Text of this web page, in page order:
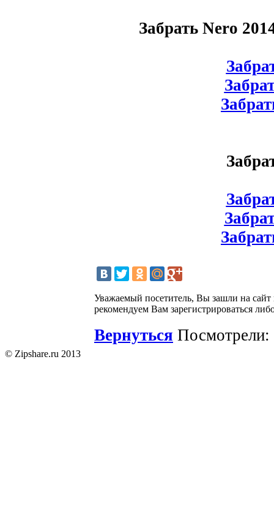
Забрать Nero
Уважаемый посетитель, Вы зашли на
рекомендуем Вам зарегистрироваться
Вернуться Посмотрели:
© Zipshare.ru 2013